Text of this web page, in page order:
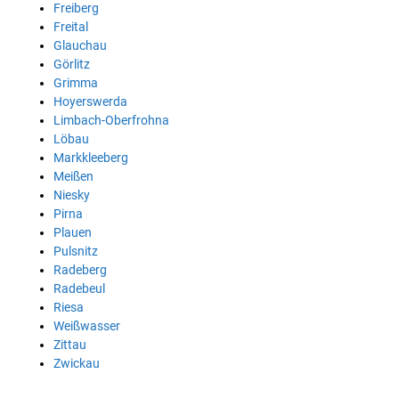
Freiberg
Freital
Glauchau
Görlitz
Grimma
Hoyerswerda
Limbach-Oberfrohna
Löbau
Markkleeberg
Meißen
Niesky
Pirna
Plauen
Pulsnitz
Radeberg
Radebeul
Riesa
Weißwasser
Zittau
Zwickau